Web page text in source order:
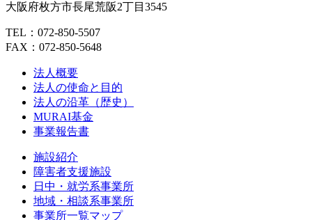
大阪府枚方市長尾荒阪2丁目3545
TEL：072-850-5507
FAX：072-850-5648
法人概要
法人の使命と目的
法人の沿革（歴史）
MURAI基金
事業報告書
施設紹介
障害者支援施設
日中・就労系事業所
地域・相談系事業所
事業所一覧マップ